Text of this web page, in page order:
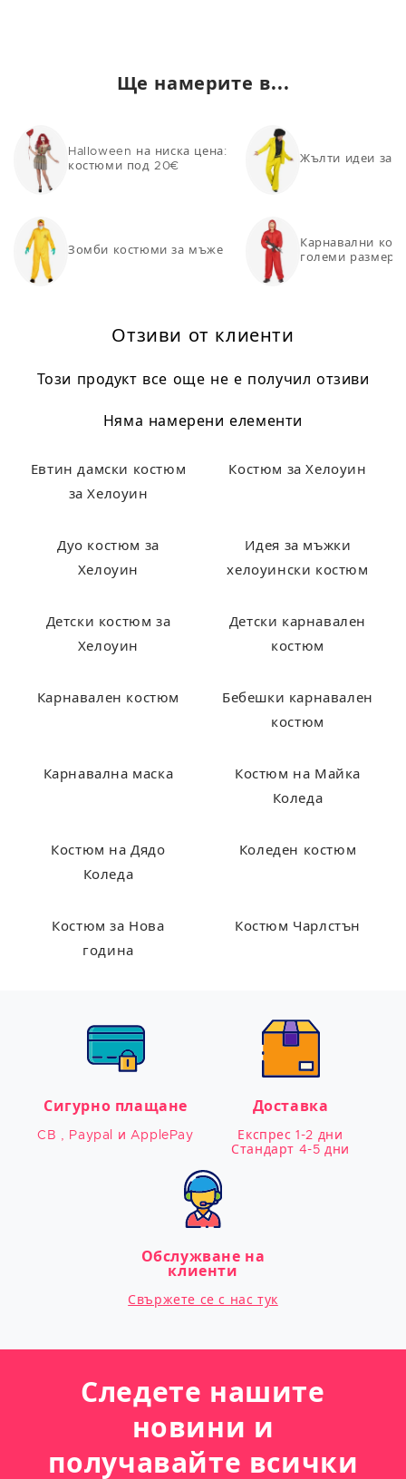
Ще намерите в...
Halloween на ниска цена:
костюми под 20€
Жълти идеи за
Зомби костюми за мъже
Карнавални
големи размери
Отзиви от клиенти
Този продукт все още не е получил отзиви
Няма намерени елементи
Евтин дамски костюм
за Хелоуин
Костюм за Хелоуин
Дуо костюм за
Хелоуин
Идея за мъжки
хелоуински костюм
Детски костюм за
Хелоуин
Детски карнавален
костюм
Карнавален костюм
Бебешки карнавален
костюм
Карнавална маска
Костюм на Майка
Коледа
Костюм на Дядо
Коледа
Коледен костюм
Костюм за Нова
година
Костюм Чарлстън
Сигурно плащане
CB , Paypal и ApplePay
Доставка
Експрес 1-2 дни
Стандарт 4-5 дни
Обслужване на
клиенти
Свържете се с нас тук
Следете нашите
новини и
получавайте всички